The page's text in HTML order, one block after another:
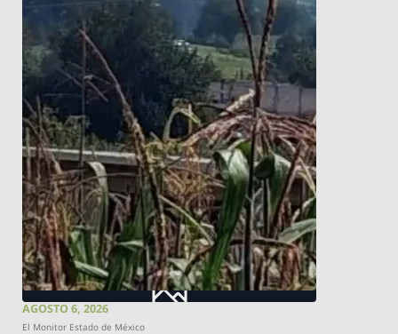
AGOSTO 6, 2026
El Monitor Estado de México